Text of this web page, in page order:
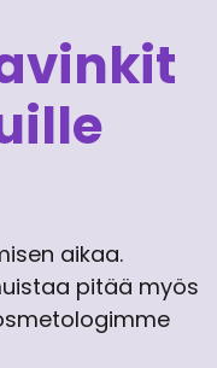
aikaa.
pitää myös